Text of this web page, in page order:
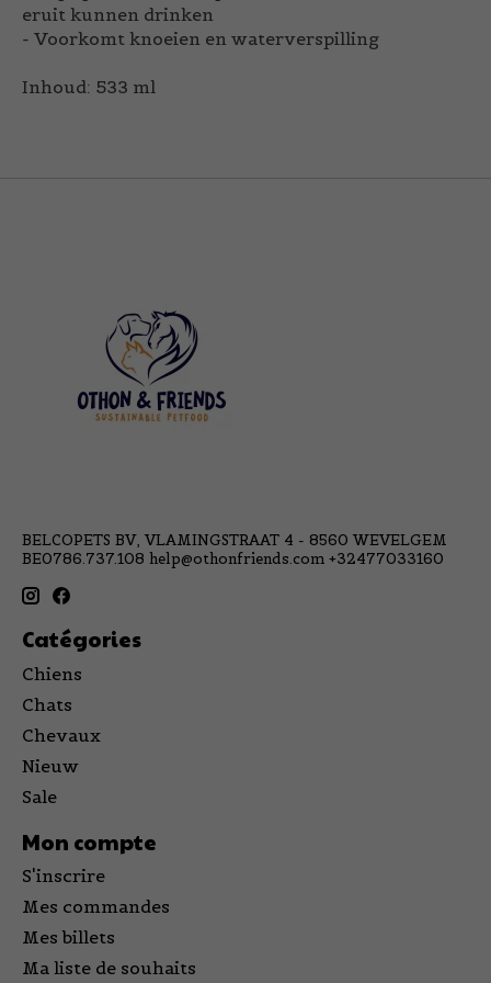
eruit kunnen drinken
- Voorkomt knoeien en waterverspilling
Inhoud: 533 ml
BELCOPETS BV, VLAMINGSTRAAT 4 - 8560 WEVELGEM
BE0786.737.108 help@othonfriends.com +32477033160
Catégories
Chiens
Chats
Chevaux
Nieuw
Sale
Mon compte
S'inscrire
Mes commandes
Mes billets
Ma liste de souhaits